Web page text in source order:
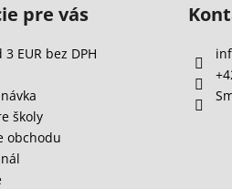
pre vás
EUR bez DPH
školy
obchodu